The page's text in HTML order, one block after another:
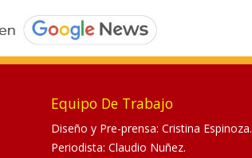
Equipo De Trabajo
Diseño y Pre-prensa: Cristina Espinoza.
Periodista: Claudio Nuñez.